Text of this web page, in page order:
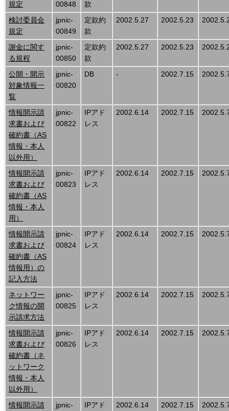
規定 00848
款
検討委員会
規定
jpnic-
00849
定款約
款
2002.5.27 2002.5.23
謝金に関す
る規程
jpnic-
00850
定款約
款
2002.5.27 2002.5.23
公開・開示
対象情報一
覧
jpnic-
00820
DB - 2002.7.15
情報開示請
求書および
確約書（AS
情報・本人
以外用）
jpnic-
00822
IPアド
レス
2002.6.14 2002.7.15
情報開示請
求書および
確約書（AS
情報・本人
用）
jpnic-
00823
IPアド
レス
2002.6.14 2002.7.15
情報開示請
求書および
確約書（AS
情報用）の
記入方法
jpnic-
00824
IPアド
レス
2002.6.14 2002.7.15
ネットワー
ク情報の開
示請求方法
jpnic-
00825
IPアド
レス
2002.6.14 2002.7.15
情報開示請
求書および
確約書（ネ
ットワーク
情報・本人
以外用）
jpnic-
00826
IPアド
レス
2002.6.14 2002.7.15
情報開示請
jpnic-
IPアド
2002.6.14 2002.7.15